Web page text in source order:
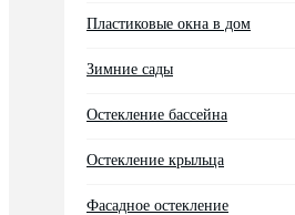
Пластиковые окна в дом
Зимние сады
Остекление бассейна
Остекление крыльца
Фасадное остекление